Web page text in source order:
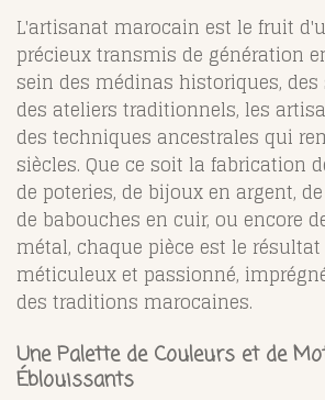
L'artisanat marocain est le fruit
précieux transmis de génération
sein des médinas historiques,
des ateliers traditionnels, les
des techniques ancestrales qui
siècles. Que ce soit la fabrication
de poteries, de bijoux en argent,
de babouches en cuir, ou encore
métal, chaque pièce est le
méticuleux et passionné,
des traditions marocaines.
Une Palette de Couleurs et de
Éblouissants